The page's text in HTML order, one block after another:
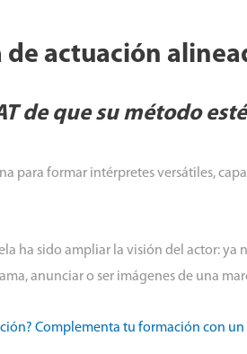
de actuación
de que su método
para formar intérpretes versátiles,
ha sido ampliar la visión del actor:
anunciar o ser imágenes de una
Complementa tu formación con